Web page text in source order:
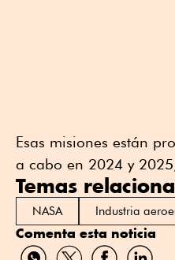
Esas misiones están
a cabo en 2024 y
Temas
NASA Industria
Comenta esta noticia